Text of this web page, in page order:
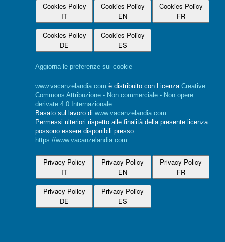
Cookies Policy
IT
Cookies Policy
EN
Cookies Policy
FR
Cookies Policy
DE
Cookies Policy
ES
Aggiorna le preferenze sui cookie
www.vacanzelandia.com è distribuito con Licenza Creative
Commons Attribuzione - Non commerciale - Non opere
derivate 4.0 Internazionale.
Basato sul lavoro di www.vacanzelandia.com.
Permessi ulteriori rispetto alle finalità della presente licenza
possono essere disponibili presso
https://www.vacanzelandia.com
Privacy Policy
IT
Privacy Policy
EN
Privacy Policy
FR
Privacy Policy
DE
Privacy Policy
ES